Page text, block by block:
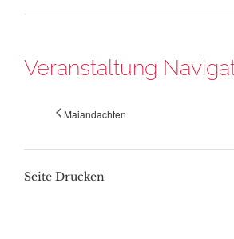
Veranstaltung
Maiandachten
Seite Drucken